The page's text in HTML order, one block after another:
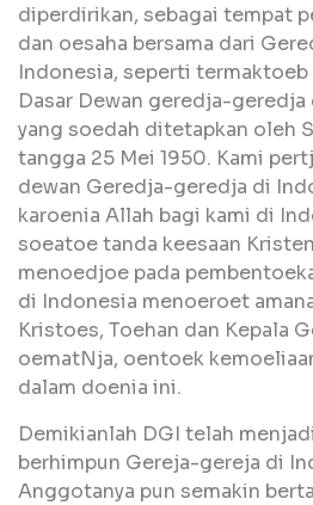
diperdirikan, sebagai tempat
dan oesaha bersama dari
Indonesia, seperti termaktoeb
Dasar Dewan geredja-
yang soedah ditetapkan oleh
tangga 25 Mei 1950. Kami
dewan Geredja-geredja di
karoenia Allah bagi kami di
soeatoe tanda keesaan
menoedjoe pada
di Indonesia menoeroet
Kristoes, Toehan dan Kepala
oematNja, oentoek
dalam doenia ini.
Demikianlah DGI telah
berhimpun Gereja-gereja di
Anggotanya pun semakin